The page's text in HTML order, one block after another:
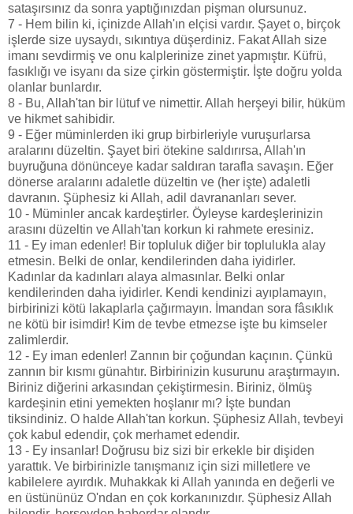
sataşırsınız da sonra yaptığınızdan pişman olursunuz.
7 - Hem bilin ki, içinizde Allah'ın elçisi vardır. Şayet o, birçok
işlerde size uysaydı, sıkıntıya düşerdiniz. Fakat Allah size
imanı sevdirmiş ve onu kalplerinize zinet yapmıştır. Küfrü,
fasıklığı ve isyanı da size çirkin göstermiştir. İşte doğru yolda
olanlar bunlardır.
8 - Bu, Allah'tan bir lütuf ve nimettir. Allah herşeyi bilir, hüküm
ve hikmet sahibidir.
9 - Eğer müminlerden iki grup birbirleriyle vuruşurlarsa
aralarını düzeltin. Şayet biri ötekine saldırırsa, Allah'ın
buyruğuna dönünceye kadar saldıran tarafla savaşın. Eğer
dönerse aralarını adaletle düzeltin ve (her işte) adaletli
davranın. Şüphesiz ki Allah, adil davrananları sever.
10 - Müminler ancak kardeştirler. Öyleyse kardeşlerinizin
arasını düzeltin ve Allah'tan korkun ki rahmete eresiniz.
11 - Ey iman edenler! Bir topluluk diğer bir toplulukla alay
etmesin. Belki de onlar, kendilerinden daha iyidirler.
Kadınlar da kadınları alaya almasınlar. Belki onlar
kendilerinden daha iyidirler. Kendi kendinizi ayıplamayın,
birbirinizi kötü lakaplarla çağırmayın. İmandan sora fâsıklık
ne kötü bir isimdir! Kim de tevbe etmezse işte bu kimseler
zalimlerdir.
12 - Ey iman edenler! Zannın bir çoğundan kaçının. Çünkü
zannın bir kısmı günahtır. Birbirinizin kusurunu araştırmayın.
Biriniz diğerini arkasından çekiştirmesin. Biriniz, ölmüş
kardeşinin etini yemekten hoşlanır mı? İşte bundan
tiksindiniz. O halde Allah'tan korkun. Şüphesiz Allah, tevbeyi
çok kabul edendir, çok merhamet edendir.
13 - Ey insanlar! Doğrusu biz sizi bir erkekle bir dişiden
yarattık. Ve birbirinizle tanışmanız için sizi milletlere ve
kabilelere ayırdık. Muhakkak ki Allah yanında en değerli ve
en üstününüz O'ndan en çok korkanınızdır. Şüphesiz Allah